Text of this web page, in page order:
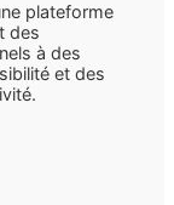
plateforme
des
à des
et des